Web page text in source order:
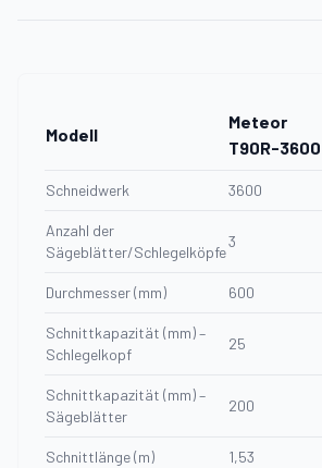
Modell
Meteor
T90R-3600
Schneidwerk 3600
Anzahl der
Sägeblätter/Schlegelköpfe
3
Durchmesser (mm) 600
Schnittkapazität (mm) –
Schlegelkopf
25
Schnittkapazität (mm) –
Sägeblätter
200
Schnittlänge (m) 1,53